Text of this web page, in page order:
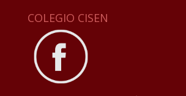
COLEGIO CISEN